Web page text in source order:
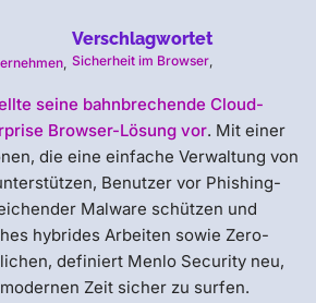
,
Verschlagwortet
Sicherheit im Browser,
seine bahnbrechende Cloud-
Browser-Lösung vor. Mit einer
die eine einfache Verwaltung von
Benutzer vor Phishing-
Malware schützen und
hybrides Arbeiten sowie Zero-
definiert Menlo Security neu,
Zeit sicher zu surfen.